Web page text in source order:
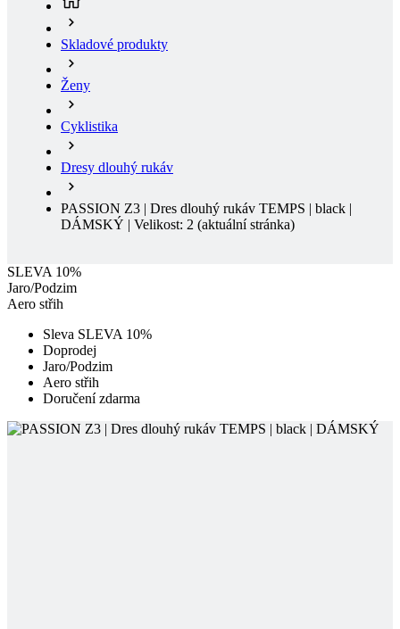
Ženy
Cyklistika
Dresy dlouhý rukáv
PASSION Z3 | Dres dlouhý rukáv TEMPS | black |
DÁMSKÝ | Velikost: 2
SLEVA 10%
Jaro/Podzim
Aero střih
Doprodej
Jaro/Podzim
Aero střih